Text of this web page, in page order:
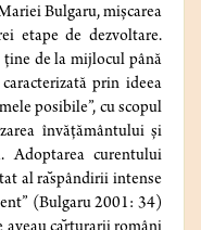
Bulgaru, mișcarea
etape de dezvoltare.
ține de la mijlocul până
prin ideea
posibile”, cu scopul
învățământului și
Adoptarea curentului
al raspândirii intense
(Bulgaru 2001: 34)